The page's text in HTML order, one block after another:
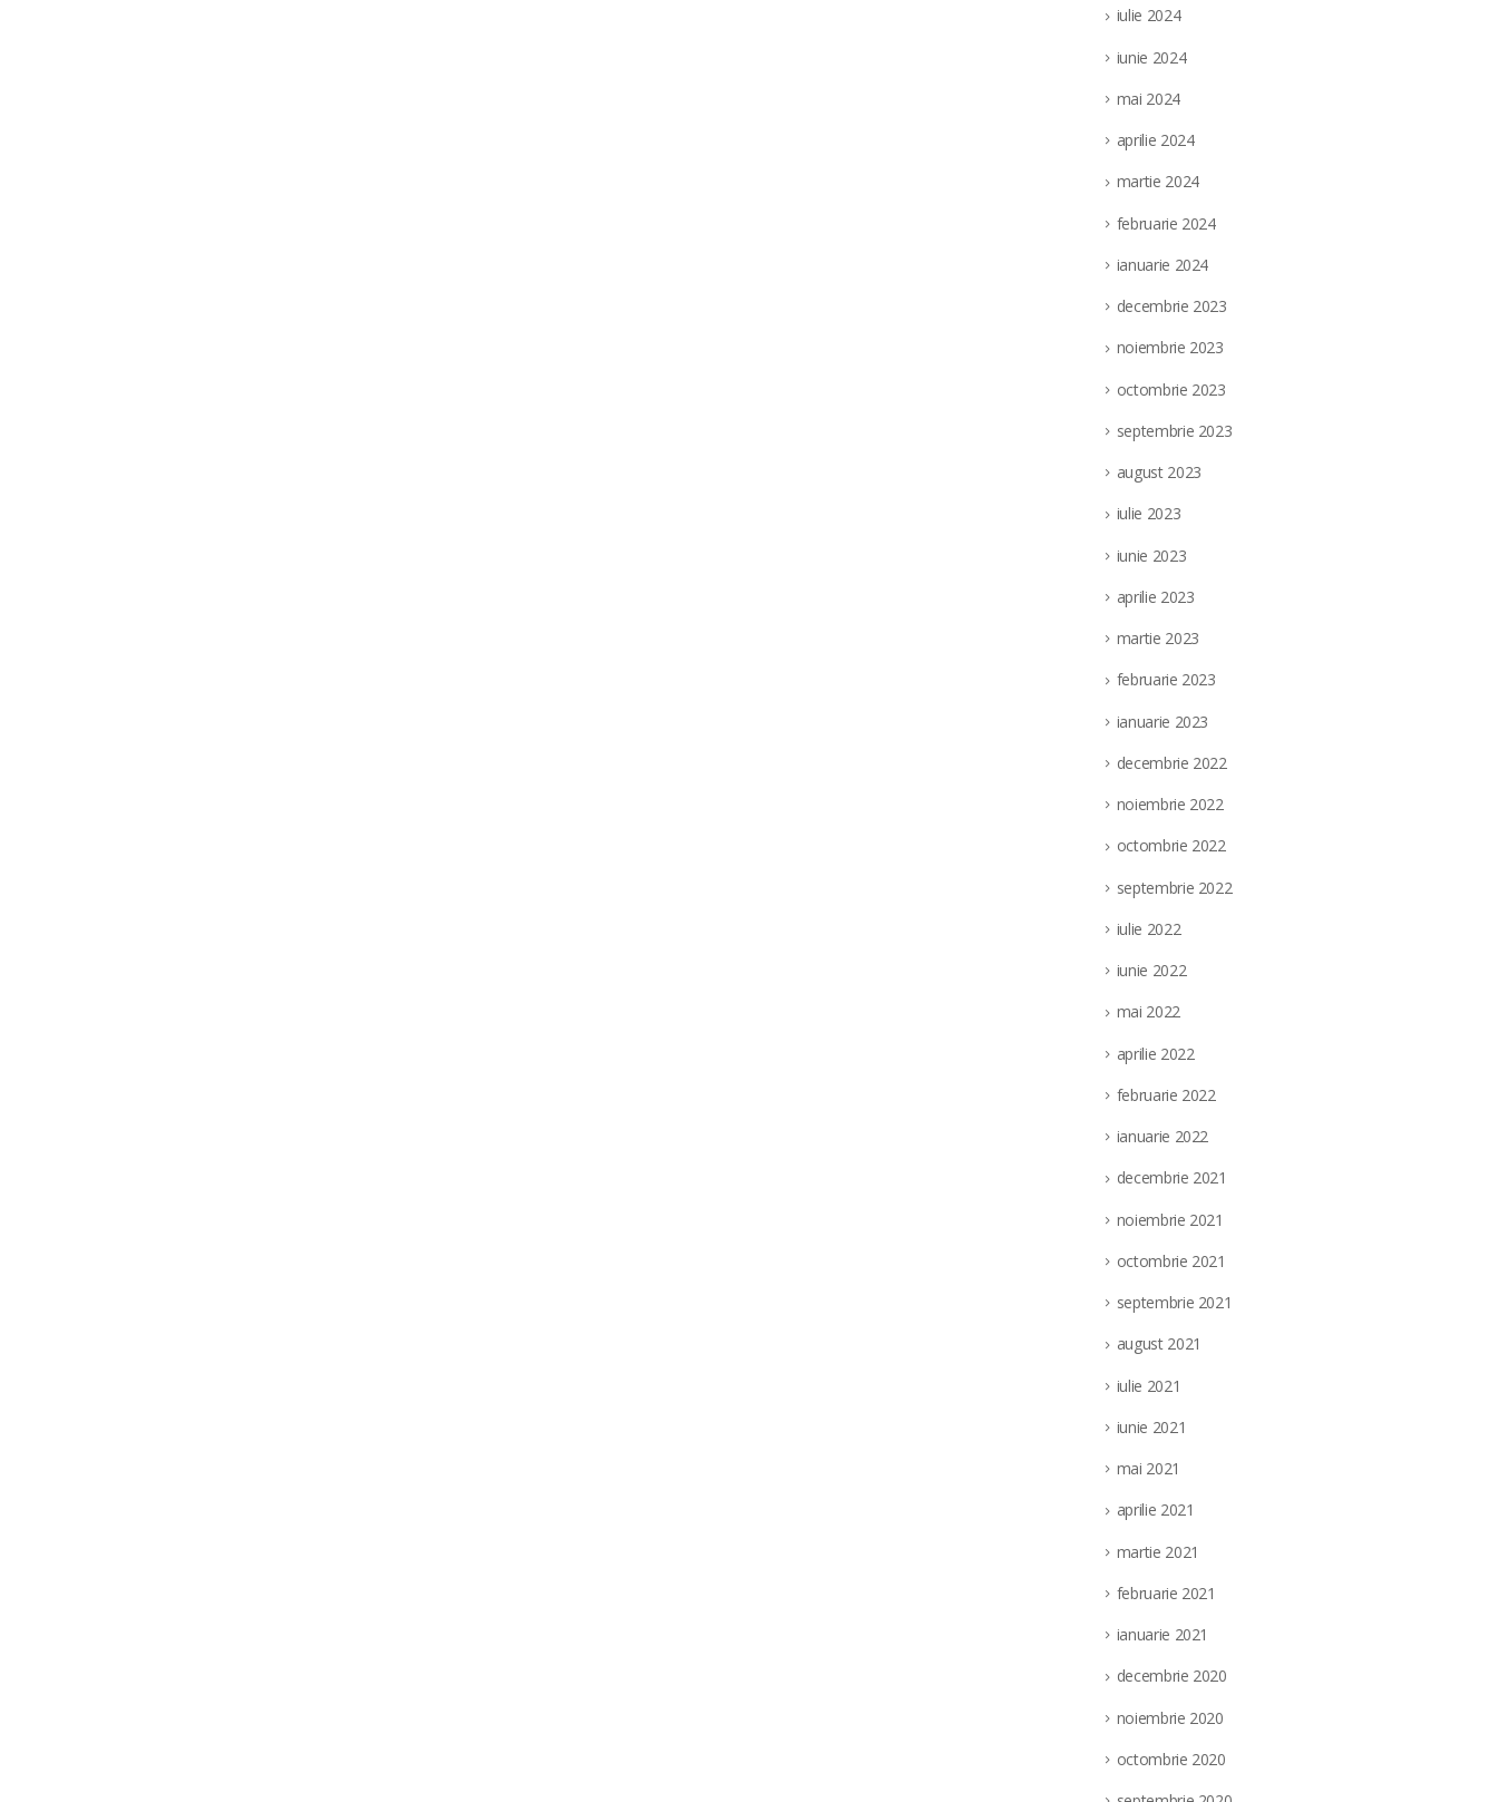
iulie 2024
iunie 2024
mai 2024
aprilie 2024
martie 2024
februarie 2024
ianuarie 2024
decembrie 2023
noiembrie 2023
octombrie 2023
septembrie 2023
august 2023
iulie 2023
iunie 2023
aprilie 2023
martie 2023
februarie 2023
ianuarie 2023
decembrie 2022
noiembrie 2022
octombrie 2022
septembrie 2022
iulie 2022
iunie 2022
mai 2022
aprilie 2022
februarie 2022
ianuarie 2022
decembrie 2021
noiembrie 2021
octombrie 2021
septembrie 2021
august 2021
iulie 2021
iunie 2021
mai 2021
aprilie 2021
martie 2021
februarie 2021
ianuarie 2021
decembrie 2020
noiembrie 2020
octombrie 2020